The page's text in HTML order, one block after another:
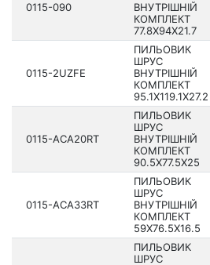
0115-090
ВНУТРІШНІЙ
КОМПЛЕКТ
77.8X94X21.7
0115-2UZFE
ПИЛЬОВИК
ШРУС
ВНУТРІШНІЙ
КОМПЛЕКТ
95.1X119.1X27.2
0115-ACA20RT
ПИЛЬОВИК
ШРУС
ВНУТРІШНІЙ
КОМПЛЕКТ
90.5X77.5X25
0115-ACA33RT
ПИЛЬОВИК
ШРУС
ВНУТРІШНІЙ
КОМПЛЕКТ
59X76.5X16.5
ПИЛЬОВИК
ШРУС